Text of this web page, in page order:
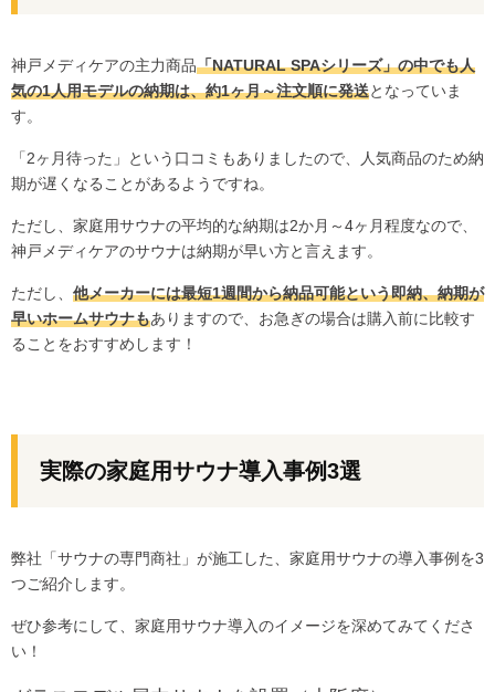
神戸メディケアの主力商品「NATURAL SPAシリーズ」の中でも人
気の1人用モデルの納期は、約1ヶ月～注文順に発送となっていま
す。
「2ヶ月待った」という口コミもありましたので、人気商品のため納
期が遅くなることがあるようですね。
ただし、家庭用サウナの平均的な納期は2か月～4ヶ月程度なので、
神戸メディケアのサウナは納期が早い方と言えます。
ただし、 他メーカーには最短1週間から納品可能という即納、納期が
早いホームサウナもありますので、お急ぎの場合は購入前に比較す
ることをおすすめします！
実際の家庭用サウナ導入事例3選
弊社「サウナの専門商社」が施工した、家庭用サウナの導入事例を3
つご紹介します。
ぜひ参考にして、家庭用サウナ導入のイメージを深めてみてくださ
い！